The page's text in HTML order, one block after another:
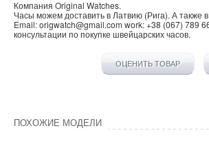
Компания Original Watches.
Часы можем доставить в Латвию (Рига). А также в
Email:origwatch@gmail.com work:+38 (067) 789
консультации по покупке швейцарских часов.
ОЦЕНИТЬ ТОВАР
ПОХОЖИЕ МОДЕЛИ